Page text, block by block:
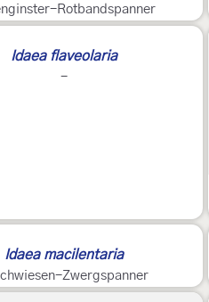
Rotbandspanner
Idaea flaveolaria
-
Idaea macilentaria
Zwergspanner